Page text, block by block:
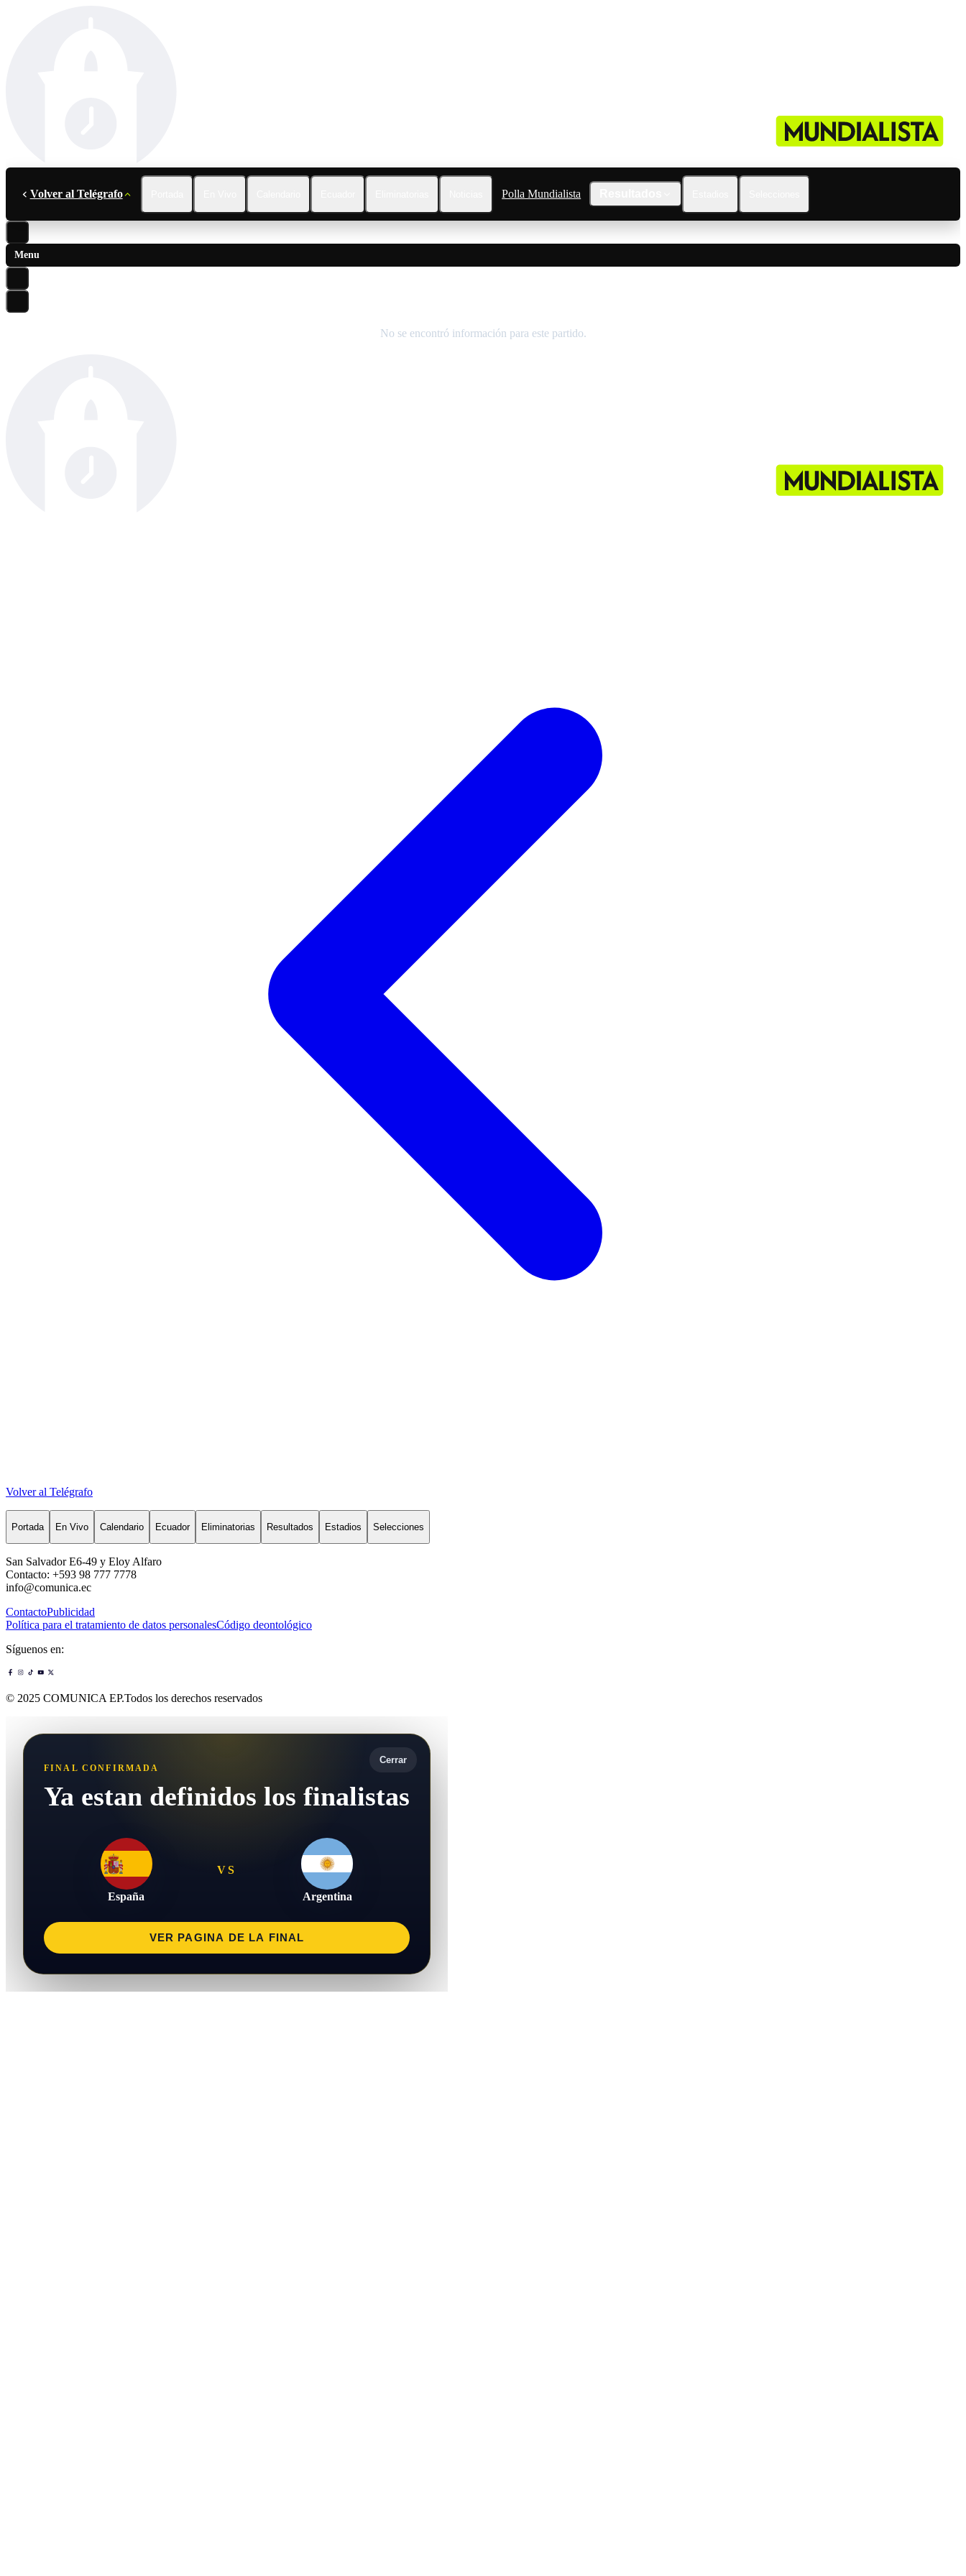
Volver al Telégrafo Polla Mundialista
Menu
No se encontró información para este partido.
Volver al Telégrafo
Portada En Vivo Calendario Ecuador Eliminatorias Resultados Estadios Selecciones
San Salvador E6-49 y Eloy Alfaro
Contacto: +593 98 777 7778
info@comunica.ec
ContactoPublicidad
Política para el tratamiento de datos personalesCódigo deontológico
Síguenos en:
© 2025 COMUNICA EP.Todos los derechos reservados
Cerrar
FINAL CONFIRMADA
Ya estan definidos los finalistas
España
VS
Argentina
VER PAGINA DE LA FINAL